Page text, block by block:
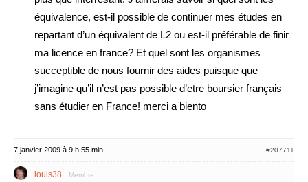
équivalence, est-il possible de continuer mes études en
repartant d’un équivalent de L2 ou est-il préférable de finir
ma licence en france? Et quel sont les organismes
succeptible de nous fournir des aides puisque que
j’imagine qu’il n’est pas possible d’etre boursier français
sans étudier en France! merci a biento
7 janvier 2009 à 9 h 55 min #207711
louis38 Membre